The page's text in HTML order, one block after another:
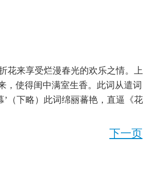
来享受烂漫春光的欢乐之情。上
，使得闺中满室生香。此词从遣词
（下略）此词绵丽蕃艳，直逼《花
下一页